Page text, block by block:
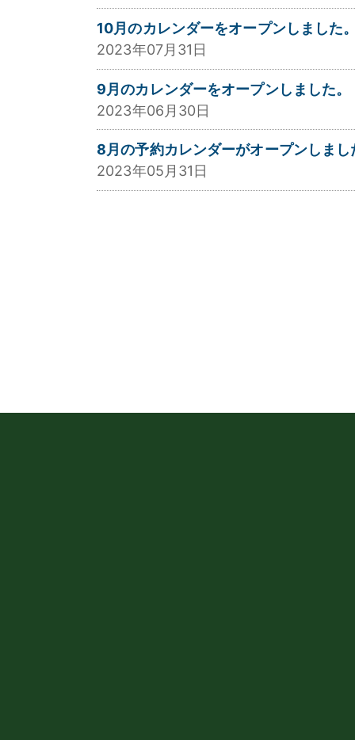
10月のカレンダーをオープンしました。
2023年07月31日
9月のカレンダーをオープンしました。
2023年06月30日
8月の予約カレンダーがオープンしまし
2023年05月31日